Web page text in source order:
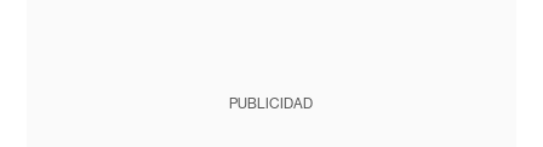
PUBLICIDAD